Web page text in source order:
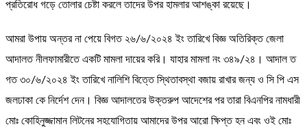
প্রতিরোধ গড়ে তোলার চেষ্টা করলে তাদের উপর হামলার আশঙ্কা রয়েছে।
আমরা উপায় অন্তর না পেয়ে বিগত ২৬/৬/২০২৪ ইং তারিখে বিজ্ঞ অতিরিক্ত জেলা
আদালত নীলফামারীতে একটি মামলা দায়ের করি। যাহার মামলা নং ৩৪৯/২৪। আদাল ত
গত ৩০/৬/২০২৪ ইং তারিখে নালিশি বিত্তে স্থিতাবস্থা বজায় রাখার জন্য ও সি পি এস
জলঢাকা কে নির্দেশ দেন। বিজ্ঞ আদালতের উক্তরুপ আদেশের পর তারা বিএনপির নামধারী
মোঃ কোহিনুজ্জামান লিটনের সহযোগিতায় আমাদের উপর আরো ক্ষিপ্ত হন এবং ওই মোঃ